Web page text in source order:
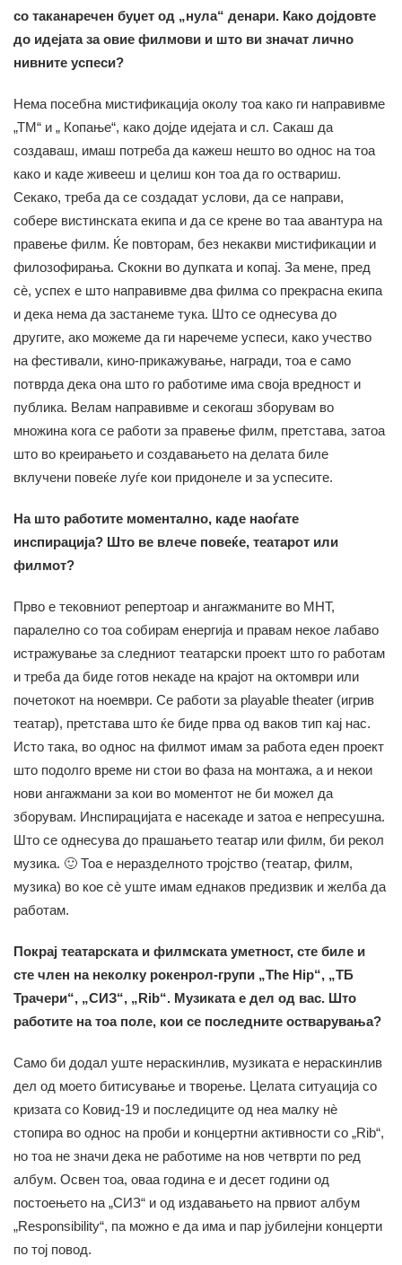
со таканаречен буџет од „нула“ денари. Како дојдовте
до идејата за овие филмови и што ви значат лично
нивните успеси?
Нема посебна мистификација околу тоа како ги направивме
„ТМ“ и „ Копање“, како дојде идејата и сл. Сакаш да
создаваш, имаш потреба да кажеш нешто во однос на тоа
како и каде живееш и целиш кон тоа да го оствариш.
Секако, треба да се создадат услови, да се направи,
собере вистинската екипа и да се крене во таа авантура на
правење филм. Ќе повторам, без некакви мистификации и
филозофирања. Скокни во дупката и копај. За мене, пред
сè, успех е што направивме два филма со прекрасна екипа
и дека нема да застанеме тука. Што се однесува до
другите, ако можеме да ги наречеме успеси, како учество
на фестивали, кино-прикажување, награди, тоа е само
потврда дека она што го работиме има своја вредност и
публика. Велам направивме и секогаш зборувам во
множина кога се работи за правење филм, претстава, затоа
што во креирањето и создавањето на делата биле
вклучени повеќе луѓе кои придонеле и за успесите.
На што работите моментално, каде наоѓате
инспирација? Што ве влече повеќе, театарот или
филмот?
Прво е тековниот репертоар и ангажманите во МНТ,
паралелно со тоа собирам енергија и правам некое лабаво
истражување за следниот театарски проект што го работам
и треба да биде готов некаде на крајот на октомври или
почетокот на ноември. Се работи за playable theater (игрив
театар), претстава што ќе биде прва од ваков тип кај нас.
Исто така, во однос на филмот имам за работа еден проект
што подолго време ни стои во фаза на монтажа, а и некои
нови ангажмани за кои во моментот не би можел да
зборувам. Инспирацијата е насекаде и затоа е непресушна.
Што се однесува до прашањето театар или филм, би рекол
музика. 🙂 Тоа е неразделното тројство (театар, филм,
музика) во кое сè уште имам еднаков предизвик и желба да
работам.
Покрај театарската и филмската уметност, сте биле и
сте член на неколку рокенрол-групи „The Hip“, „ТБ
Трачери“, „СИЗ“, „Rib“. Музиката е дел од вас. Што
работите на тоа поле, кои се последните остварувања?
Само би додал уште нераскинлив, музиката е нераскинлив
дел од моето битисување и творење. Целата ситуација со
кризата со Ковид-19 и последиците од неа малку нè
стопира во однос на проби и концертни активности со „Rib“,
но тоа не значи дека не работиме на нов четврти по ред
албум. Освен тоа, оваа година е и десет години од
постоењето на „СИЗ“ и од издавањето на првиот албум
„Responsibility“, па можно е да има и пар јубилејни концерти
по тој повод.